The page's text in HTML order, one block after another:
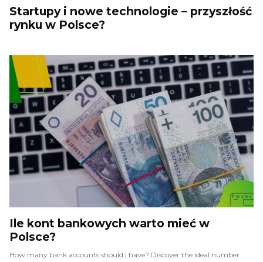
Startupy i nowe technologie – przyszłość
rynku w Polsce?
Ile kont bankowych warto mieć w
Polsce?
How many bank accounts should I have? Discover the ideal number